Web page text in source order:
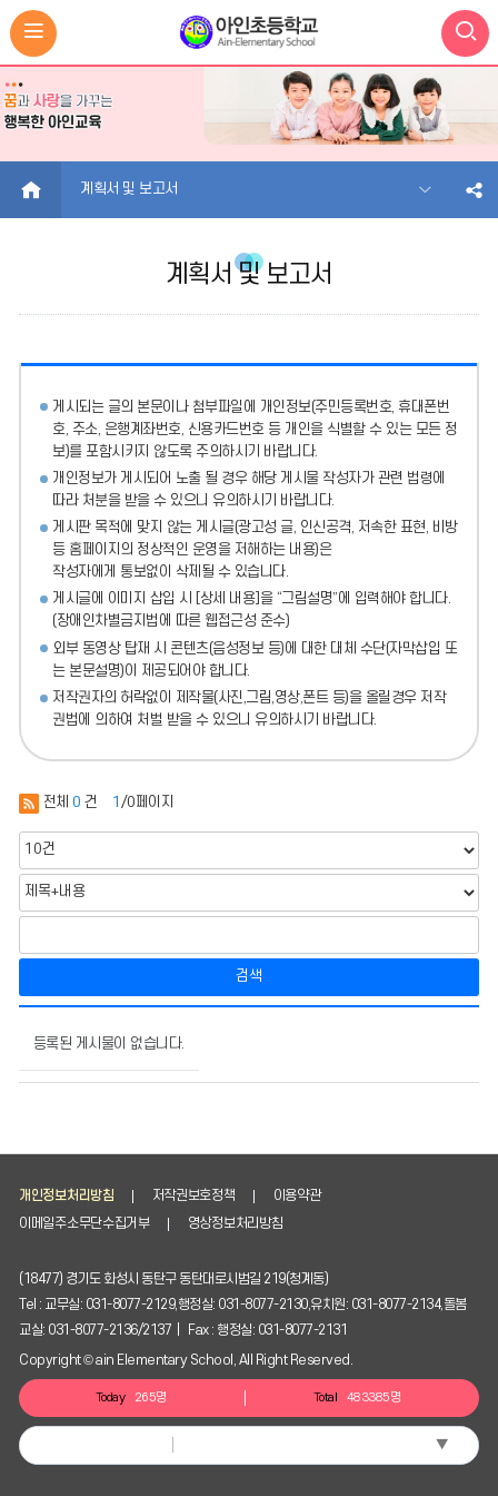
HOME 계획서 및 보고서
계획서 및 보고서
게시되는 글의 본문이나 첨부파일에
개인정보(주민등록번호, 휴대폰번
호, 주소, 은행계좌번호, 신용카드번호 등 개인을 식별할 수 있는 모든 정
보)를 포함시키지 않도록 주의하시기 바랍니다.
개인정보가 게시되어 노출 될 경우 해당 게시물 작성자가 관련 법령에
따라 처분을 받을 수 있으니 유의하시기 바랍니다.
게시판 목적에 맞지 않는 게시글(광고성 글, 인신공격, 저속한 표현, 비방
등 홈페이지의 정상적인 운영을 저해하는 내용)은
작성자에게 통보없이 삭제될 수 있습니다.
게시글에 이미지 삽입 시 [상세 내용]을 “그림설명”에 입력해야 합니다.
(장애인차별금지법에 따른 웹접근성 준수)
외부 동영상 탑재 시 콘텐츠(음성정보 등)에 대한 대체 수단(자막삽입 또
는 본문설명)이 제공되어야 합니다.
저작권자의 허락없이 제작물(사진,그림,영상,폰트 등)을 올릴경우 저작
권법에 의하여 처벌 받을 수 있으니 유의하시기 바랍니다.
전체 0 건 1 /0페이지
검색
및
서
게
시
호,
제
목,
작
자,
등
록
일,
등록된 게시물이 없습니다.
개인정보처리방침 저작권보호정책
이용약관
이메일주소무단수집거부
영상정보처리방침
(18477) 경기도 화성시 동탄구 동탄대로시범길 219(청계동)
Tel : 교무실: 031-8077-2129,행정실: 031-8077-2130,유치원: 031-8077-2134,돌봄
교실: 031-8077-2136/2137 | Fax : 행정실: 031-8077-2131
Copyright © ain Elementary School, All Right Reserved.
Today 265명 Total 483385명
▼